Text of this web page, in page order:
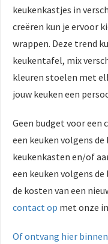
keukenkastjes in
creëren kun je ervoor
wrappen. Deze trend
keukentafel, mix
kleuren stoelen met
jouw keuken een
Geen budget voor een
een keuken volgens
keukenkasten en/of
een keuken volgens
de kosten van een
contact op met onze
Of ontvang hier